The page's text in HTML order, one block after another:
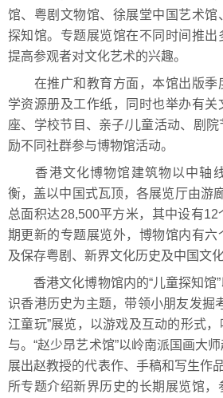
馆、粤剧文物馆、徐展堂中国艺术馆
探知馆。专题展览馆在不同时间推出
提高参观者对文化艺术的兴趣。
在推广和教育方面，本馆出版季
学资源册及工作纸，同时也举办有
座、学校节目、亲子/儿童活动、剧
励不同社群参与博物馆活动。
香港文化博物馆建筑物以中轴
衡，盖以中国式瓦顶，各展览厅由游
总面积达28,500平方米，其中设有
期更新的专题展览外，博物馆内有六
及保存粤剧、新界文化历史及中国文
香港文化博物馆内的“儿童探知馆”
识香港历史为主题，带领小朋友发掘
江童玩”展览，以游戏及互动的形式
与。“赵少昂艺术馆”以岭南派国画大
展出赵教授的代表作、手稿和写生作
所专题介绍新界历史的长期展览馆，